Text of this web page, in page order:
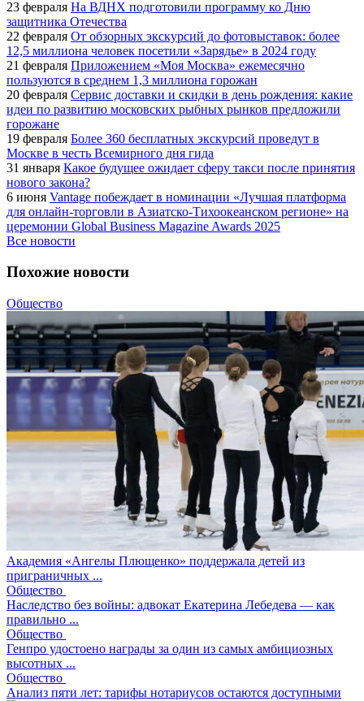
23 февраля На ВДНХ подготовили программу ко Дню
защитника Отечества
22 февраля От обзорных экскурсий до фотовыставок: более
12,5 миллиона человек посетили «Зарядье» в 2024 году
21 февраля Приложением «Моя Москва» ежемесячно
пользуются в среднем 1,3 миллиона горожан
20 февраля Сервис доставки и скидки в день рождения: какие
идеи по развитию московских рыбных рынков предложили
горожане
19 февраля Более 360 бесплатных экскурсий проведут в
Москве в честь Всемирного дня гида
31 января Какое будущее ожидает сферу такси после принятия
нового закона?
6 июня Vantage побеждает в номинации «Лучшая платформа
для онлайн-торговли в Азиатско-Тихоокеанском регионе» на
церемонии Global Business Magazine Awards 2025
Все новости
Похожие новости
Общество
Академия «Ангелы Плющенко» поддержала детей из
приграничных ...
Общество
Наследство без войны: адвокат Екатерина Лебедева — как
правильно ...
Общество
Генпро удостоено награды за один из самых амбициозных
высотных ...
Общество
Анализ пяти лет: тарифы нотариусов остаются доступными